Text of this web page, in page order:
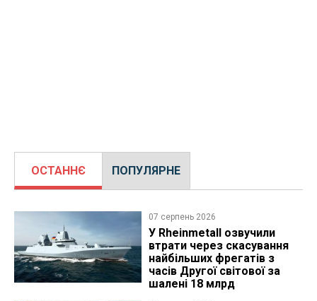
ОСТАННЄ ПОПУЛЯРНЕ
07 серпень 2026
У Rheinmetall озвучили
втрати через скасування
найбільших фрегатів з
часів Другої світової за
шалені 18 млрд